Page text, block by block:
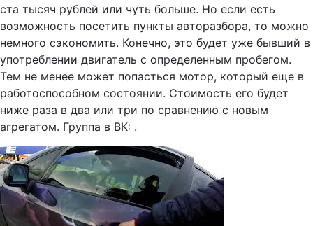
ста тысяч рублей или чуть больше. Но если есть
возможность посетить пункты авторазбора, то можно
немного сэкономить. Конечно, это будет уже бывший в
употреблении двигатель с определенным пробегом.
Тем не менее может попасться мотор, который еще в
работоспособном состоянии. Стоимость его будет
ниже раза в два или три по сравнению с новым
агрегатом. Группа в ВК: .